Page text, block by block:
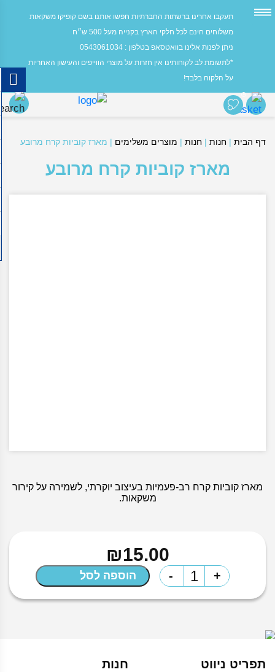
תעקבו אחרינו ברשתות החברתיות חפשו אותנו בשם קופיקו משקאות
משלוחים חינם לכל חלקי הארץ בקנייה מעל 500 ש״ח
ניתן לפנות אלינו בוואטסאפ בטלפון : 0543061034
*לתשומת לב לקוחותינו אין חזרות על מוצרי הווייפים והעישון האחריות
על הלקוח בלבד!
0
דף הבית | חנות | חנות | מוצרים משלימים | מארז קוביות קרח מרובע
מארז קוביות קרח מרובע
מארז קוביות קרח רב-פעמיות בעיצוב יוקרתי, לשמירה על קירור
משקאות.
₪15.00
+
כמות
של
מארז
- הוספה לסל
תפריט ניווט חנות